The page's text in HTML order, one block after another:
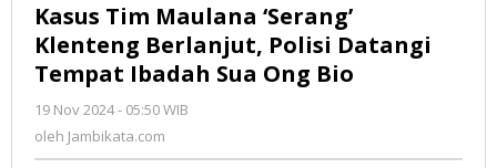
'Serang'
Klenteng
Berlanjut,
Kasus Tim Maulana ‘Serang’
Klenteng Berlanjut, Polisi Datangi
Tempat Ibadah Sua Ong Bio
19 Nov 2024 - 05:50 WIB
oleh Jambikata.com